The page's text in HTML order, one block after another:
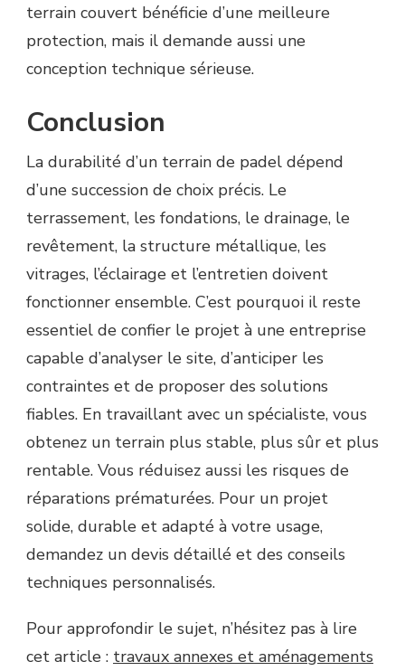
terrain couvert bénéficie d’une meilleure
protection, mais il demande aussi une
conception technique sérieuse.
Conclusion
La durabilité d’un terrain de padel dépend
d’une succession de choix précis. Le
terrassement, les fondations, le drainage, le
revêtement, la structure métallique, les
vitrages, l’éclairage et l’entretien doivent
fonctionner ensemble. C’est pourquoi il reste
essentiel de confier le projet à une entreprise
capable d’analyser le site, d’anticiper les
contraintes et de proposer des solutions
fiables. En travaillant avec un spécialiste, vous
obtenez un terrain plus stable, plus sûr et plus
rentable. Vous réduisez aussi les risques de
réparations prématurées. Pour un projet
solide, durable et adapté à votre usage,
demandez un devis détaillé et des conseils
techniques personnalisés.
Pour approfondir le sujet, n’hésitez pas à lire
cet article : travaux annexes et aménagements